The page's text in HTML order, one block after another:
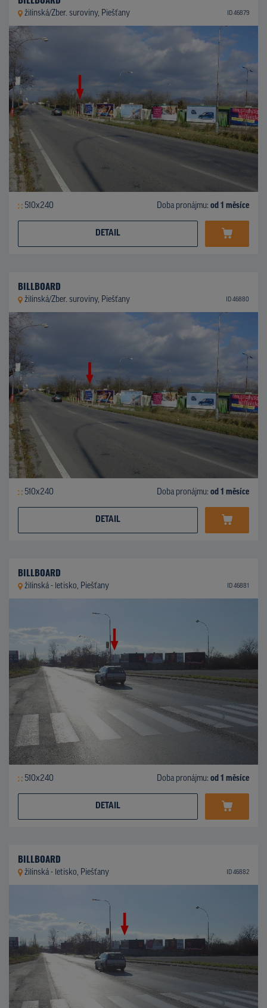
žilinská/Zber. suroviny, Piešťany ID 46879
510x240 Doba pronájmu: od 1 měsíce
DETAIL
BILLBOARD
žilinská/Zber. suroviny, Piešťany ID 46880
510x240 Doba pronájmu: od 1 měsíce
DETAIL
BILLBOARD
žilinská - letisko, Piešťany ID 46881
510x240 Doba pronájmu: od 1 měsíce
DETAIL
BILLBOARD
žilinská - letisko, Piešťany ID 46882